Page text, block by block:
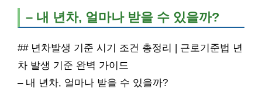
– 내 년차, 얼마나 받을 수 있을까?
## 년차발생 기준 시기 조건 총정리 | 근로기준법 년
차 발생 기준 완벽 가이드
– 내 년차, 얼마나 받을 수 있을까?